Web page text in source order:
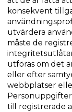
konsekvent
utvärdera
måste de
utföras om det
eller efter
webbplatser
till registrerade